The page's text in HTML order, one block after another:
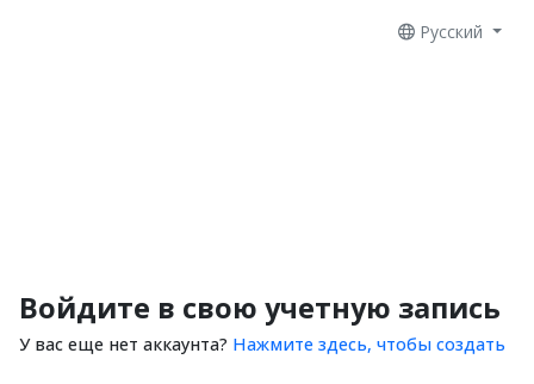
Русский
Войдите в свою учетную запись
У вас еще нет аккаунта? Нажмите здесь, чтобы создать